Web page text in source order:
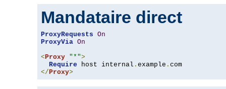
Mandataire direct
ProxyRequests On
ProxyVia On
< Proxy "*">
Require host internal . example .
</ Proxy>